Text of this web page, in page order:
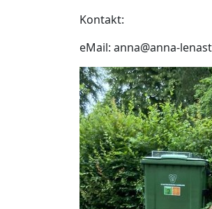
Kontakt:
eMail: anna@anna-